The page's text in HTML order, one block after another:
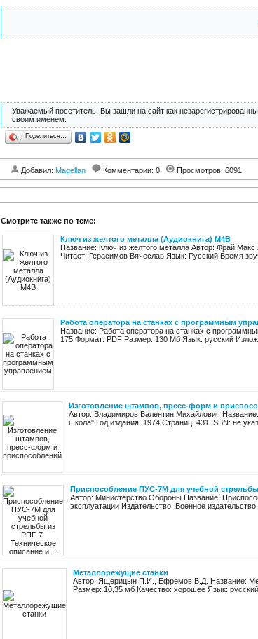
Уважаемый посетитель, Вы зашли на сайт как
своим именем.
Поделиться…
Добавил: Magellan Комментарии: 0 Просмотров: 6091
Смотрите также по теме:
Ключ из желтого металла (Аудиокнига) М4В
Название: Ключ из желтого металла Автор: Фрай
Читает: Герасимов Вячеслав Язык: Русский Время
Работа оператора на станках с программным
Название: Работа оператора на станках с
175 Формат: PDF Размер: 130 Mб Язык: русский
Изготовление штампов, пресс-форм и
Автор: Владимиров Валентин Михайлович
школа" Год издания: 1974 Страниц: 431 ISBN: не
Приспособление ПУС-7М для учебной
Автор: Министерство Обороны Название:
эксплуатации Издательство: Военное
Металлорежущие станки
Автор: Ящерицын П.И., Ефремов В.Д. Название:
Размер: 10,35 мб Качество: хорошее Язык: